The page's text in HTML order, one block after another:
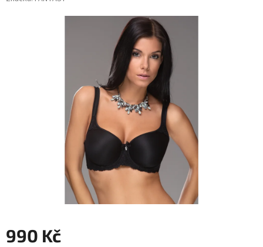
990 Kč